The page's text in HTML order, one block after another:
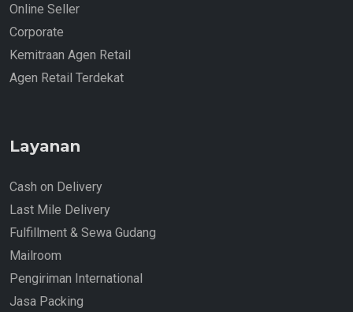
Online Seller
Corporate
Kemitraan Agen Retail
Agen Retail Terdekat
Layanan
Cash on Delivery
Last Mile Delivery
Fulfillment & Sewa Gudang
Mailroom
Pengiriman International
Jasa Packing